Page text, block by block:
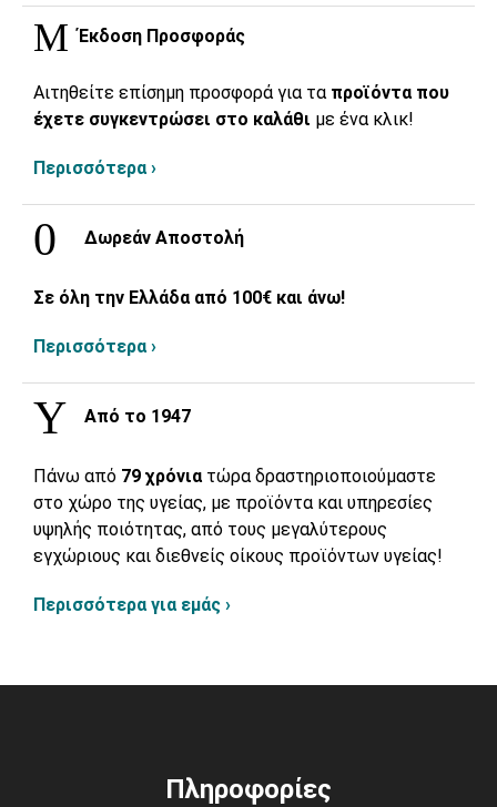
Έκδοση Προσφοράς
Αιτηθείτε επίσημη προσφορά για τα προϊόντα που
έχετε συγκεντρώσει στο καλάθι με ένα κλικ!
Περισσότερα ›
Δωρεάν Αποστολή
Σε όλη την Ελλάδα από 100€ και άνω!
Περισσότερα ›
Από το 1947
Πάνω από 79 χρόνια τώρα δραστηριοποιούμαστε
στο χώρο της υγείας, με προϊόντα και υπηρεσίες
υψηλής ποιότητας, από τους μεγαλύτερους
εγχώριους και διεθνείς οίκους προϊόντων υγείας!
Περισσότερα για εμάς ›
Πληροφορίες